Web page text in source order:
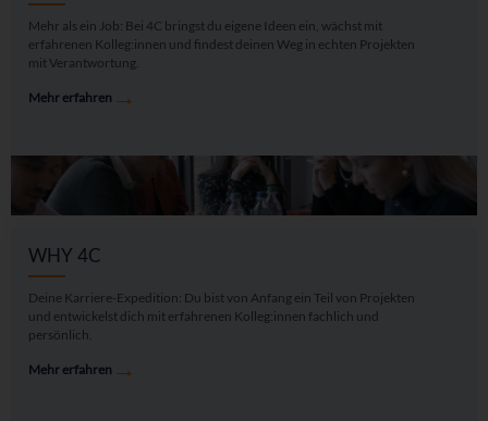
Mehr als ein Job: Bei 4C bringst du eigene Ideen ein, wächst mit
erfahrenen Kolleg:innen und findest deinen Weg in echten Projekten
mit Verantwortung.
Mehr erfahren →
WHY 4C
Deine Karriere-Expedition: Du bist von Anfang ein Teil von Projekten
und entwickelst dich mit erfahrenen Kolleg:innen fachlich und
persönlich.
Mehr erfahren →